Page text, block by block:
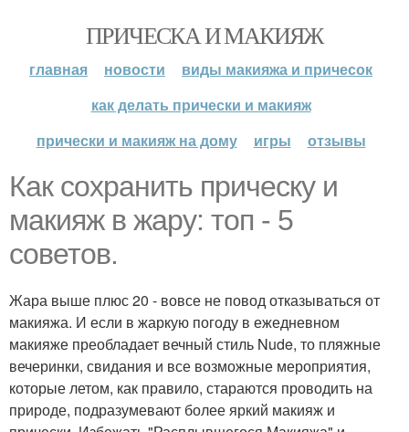
ПРИЧЕСКА И МАКИЯЖ
главная новости
виды макияжа и причесок
как делать прически и макияж
прически и макияж на дому
игры отзывы
Как сохранить прическу и
макияж в жару: топ - 5
советов.
Жара выше плюс 20 - вовсе не повод отказываться от
макияжа. И если в жаркую погоду в ежедневном
макияже преобладает вечный стиль Nude, то пляжные
вечеринки, свидания и все возможные мероприятия,
которые летом, как правило, стараются проводить на
природе, подразумевают более яркий макияж и